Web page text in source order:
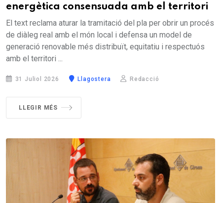
energètica consensuada amb el territori
El text reclama aturar la tramitació del pla per obrir un procés
de diàleg real amb el món local i defensa un model de
generació renovable més distribuït, equitatiu i respectuós
amb el territori ...
31 Juliol 2026 Llagostera Redacció
LLEGIR MÉS